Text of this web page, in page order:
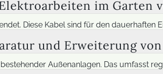
und moderne Technik.im Garten
Diese Kabel sind für den dauerhaften
Anforderungen deutlich erhöhen. Eine
und Erweiterung
Außenanlagen. Das umfasst